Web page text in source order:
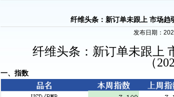
纤维头条：新订单未跟上 市场
发布日期：
纤维头条： 新订单未跟上
（
一、 指数